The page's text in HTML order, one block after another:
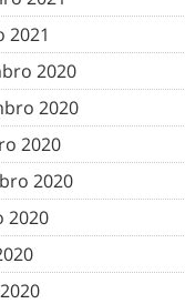
2021
2020
2020
2020
2020
2020